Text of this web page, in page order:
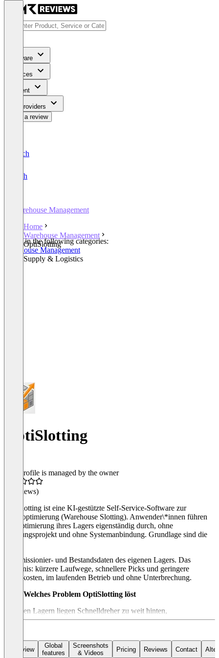
Software
Services
Content
For Providers
Write a review
Deutsch
English
Warehouse Management
Home
Warehouse Management
OptiSlotting
Listed in the following categories:
Warehouse Management
Other Supply & Logistics
OptiSlotting
This profile is managed by the owner
(0 reviews)
OptiSlotting ist eine KI-gestützte Self-Service-Software zur
Lageroptimierung (Warehouse Slotting). Anwender\*innen führen
die Optimierung ihres Lagers eigenständig durch, ohne
Beratungsprojekt und ohne Systemanbindung. Grundlage sind die
Kommissionier- und Bestandsdaten des eigenen Lagers. Das
Ergebnis: kürzere Laufwege, schnellere Picks und geringere
Lagerkosten, im laufenden Betrieb und ohne Unterbrechung.
Welches Problem OptiSlotting löst
In vielen Lagern liegen Schnelldreher zu weit hinten,
Langsamdreher belegen die besten Plätze und Kommissionierwege
Potenzial. OptiSlotting macht dieses versteckte Einsparpotenzial
sichtbar und liefert eine konkrete, umsetzbare
Overview
Global
features
Screenshots
& Videos
Pricing Reviews Contact